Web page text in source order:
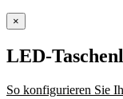
×
LED-
So konfigurieren Sie